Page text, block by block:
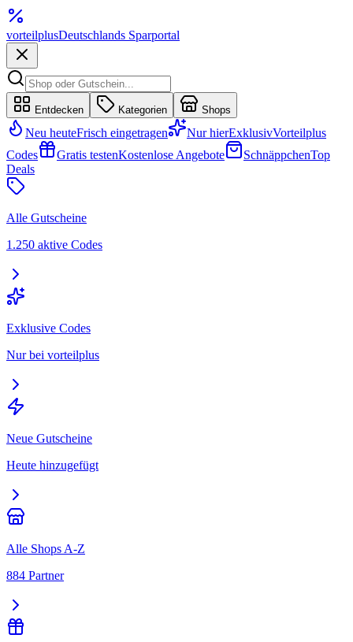
vorteilplusDeutschlands Sparportal
Entdecken Kategorien Shops
Neu heuteFrisch eingetragen Nur hierExklusivVorteilplus
Codes
Gratis testenKostenlose Angebote SchnäppchenTop
Deals
Alle Gutscheine
1.250 aktive Codes
Exklusive Codes
Nur bei vorteilplus
Neue Gutscheine
Heute hinzugefügt
Alle Shops A-Z
884 Partner